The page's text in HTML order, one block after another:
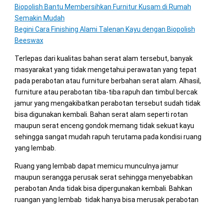
Biopolish Bantu Membersihkan Furnitur Kusam di Rumah
Semakin Mudah
Begini Cara Finishing Alami Talenan Kayu dengan Biopolish
Beeswax
Terlepas dari kualitas bahan serat alam tersebut, banyak
masyarakat yang tidak mengetahui perawatan yang tepat
pada perabotan atau furniture berbahan serat alam. Alhasil,
furniture atau perabotan tiba-tiba rapuh dan timbul bercak
jamur yang mengakibatkan perabotan tersebut sudah tidak
bisa digunakan kembali. Bahan serat alam seperti rotan
maupun serat enceng gondok memang tidak sekuat kayu
sehingga sangat mudah rapuh terutama pada kondisi ruang
yang lembab.
Ruang yang lembab dapat memicu munculnya jamur
maupun serangga perusak serat sehingga menyebabkan
perabotan Anda tidak bisa dipergunakan kembali. Bahkan
ruangan yang lembab tidak hanya bisa merusak perabotan